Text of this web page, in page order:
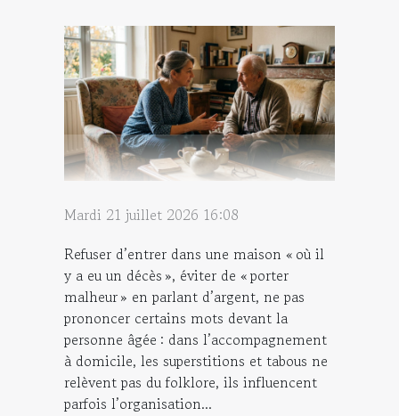
Mardi 21 juillet 2026 16:08
Refuser d’entrer dans une maison « où il
y a eu un décès », éviter de « porter
malheur » en parlant d’argent, ne pas
prononcer certains mots devant la
personne âgée : dans l’accompagnement
à domicile, les superstitions et tabous ne
relèvent pas du folklore, ils influencent
parfois l’organisation...